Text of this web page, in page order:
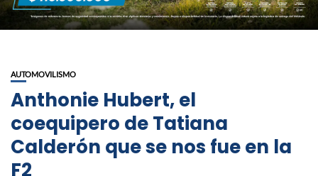
AUTOMOVILISMO
Anthonie Hubert, el
coequipero de Tatiana
Calderón que se nos fue en la
F2